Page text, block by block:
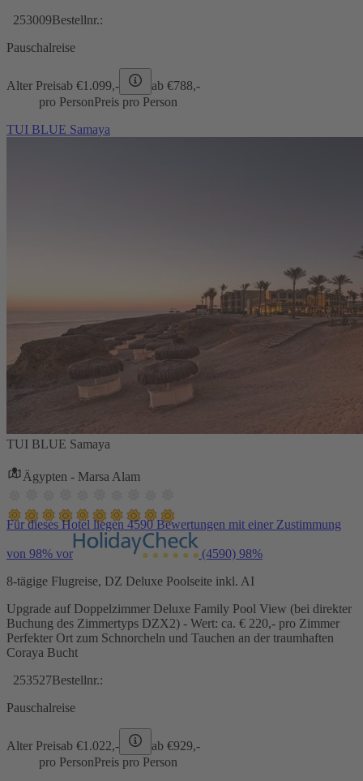
253009Bestellnr.:
Pauschalreise
Alter Preisab €1.099,- ab €788,-
pro PersonPreis pro Person
TUI BLUE Samaya
TUI BLUE Samaya
Ägypten - Marsa Alam
Für dieses Hotel liegen 4590 Bewertungen mit einer Zustimmung
von 98% vor (4590) 98%
8-tägige Flugreise, DZ Deluxe Poolseite inkl. AI
Upgrade auf Doppelzimmer Deluxe Family Pool View (bei direkter
Buchung des Zimmertyps DZX2) - Wert: ca. € 220,- pro Zimmer
Perfekter Ort zum Schnorcheln und Tauchen an der traumhaften
Coraya Bucht
253527Bestellnr.:
Pauschalreise
Alter Preisab €1.022,- ab €929,-
pro PersonPreis pro Person